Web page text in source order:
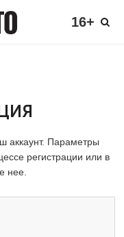
16+
аккаунт. Параметры
регистрации или в
нее.